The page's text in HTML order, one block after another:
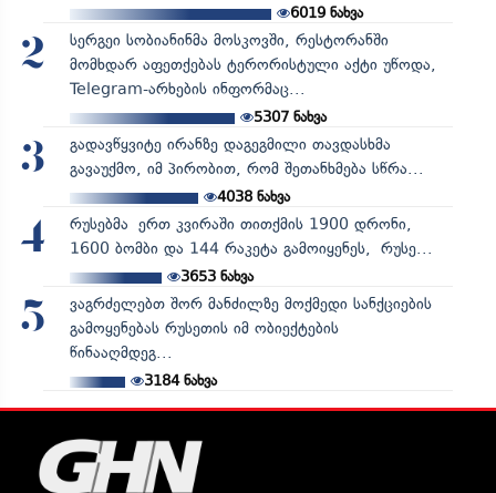
6019 ნახვა
2
სერგეი სობიანინმა მოსკოვში, რესტორანში
მომხდარ აფეთქებას ტერორისტული აქტი უწოდა,
Telegram-არხების ინფორმაც...
5307ნახვა
3
გადავწყვიტე ირანზე დაგეგმილი თავდასხმა
გავაუქმო, იმ პირობით, რომ შეთანხმება სწრა...
4038ნახვა
4
რუსებმა ერთ კვირაში თითქმის 1900 დრონი,
1600 ბომბი და 144 რაკეტა გამოიყენეს, რუსე...
3653ნახვა
5
ვაგრძელებთ შორ მანძილზე მოქმედი სანქციების
გამოყენებას რუსეთის იმ ობიექტების
წინააღმდეგ...
3184ნახვა